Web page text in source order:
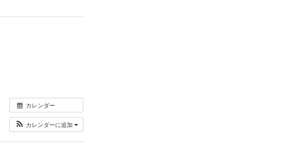
カレンダー
カレンダーに追加